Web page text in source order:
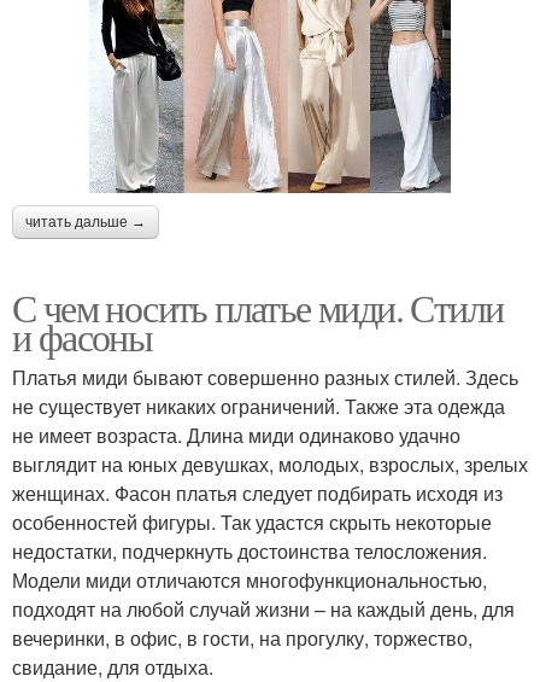
читать дальше →
С чем носить платье миди. Стили
и фасоны
Платья миди бывают совершенно разных стилей. Здесь
не существует никаких ограничений. Также эта одежда
не имеет возраста. Длина миди одинаково удачно
выглядит на юных девушках, молодых, взрослых, зрелых
женщинах. Фасон платья следует подбирать исходя из
особенностей фигуры. Так удастся скрыть некоторые
недостатки, подчеркнуть достоинства телосложения.
Модели миди отличаются многофункциональностью,
подходят на любой случай жизни – на каждый день, для
вечеринки, в офис, в гости, на прогулку, торжество,
свидание, для отдыха.